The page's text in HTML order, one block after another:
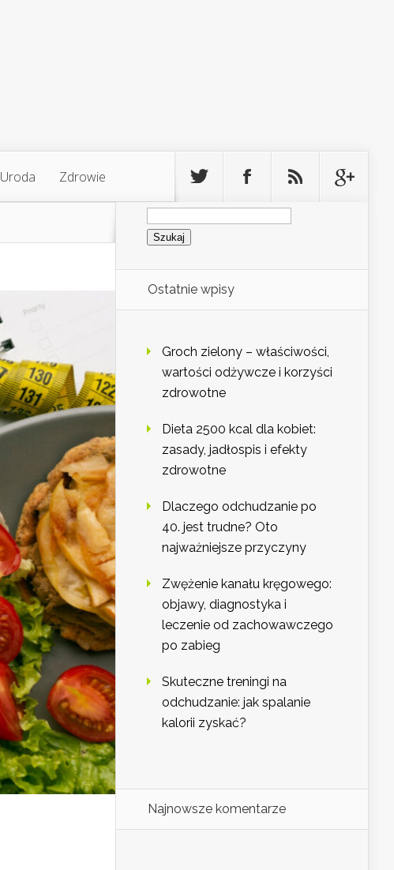
Uroda Zdrowie
Szukaj:
Ostatnie wpisy
Groch zielony – właściwości,
wartości odżywcze i korzyści
zdrowotne
Dieta 2500 kcal dla kobiet:
zasady, jadłospis i efekty
zdrowotne
Dlaczego odchudzanie po
40. jest trudne? Oto
najważniejsze przyczyny
Zwężenie kanału kręgowego:
objawy, diagnostyka i
leczenie od zachowawczego
po zabieg
Skuteczne treningi na
odchudzanie: jak spalanie
kalorii zyskać?
Najnowsze komentarze